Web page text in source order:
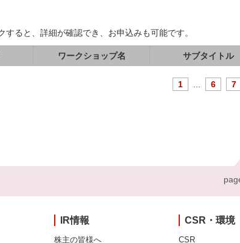
すると、詳細が確認でき、お申込みも可能です。
ワークショップ名 サブタイトル
1 6 7
IR情報
株主の皆様へ
CSR・環境
CSR